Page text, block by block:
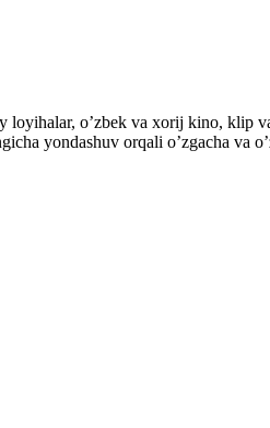
o’zbek va xorij kino, klip
yondashuv orqali o’zgacha va